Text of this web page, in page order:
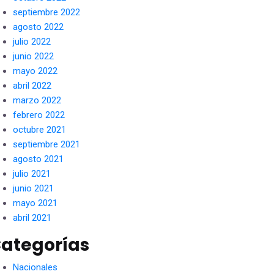
septiembre 2022
agosto 2022
julio 2022
junio 2022
mayo 2022
abril 2022
marzo 2022
febrero 2022
octubre 2021
septiembre 2021
agosto 2021
julio 2021
junio 2021
mayo 2021
abril 2021
Nacionales